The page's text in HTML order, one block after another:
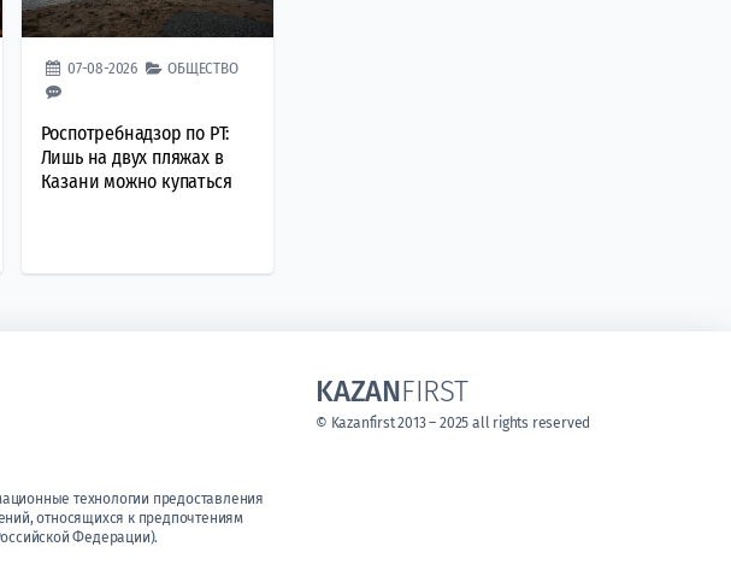
07-08-2026 ОБЩЕСТВО
Роспотребнадзор по РТ:
Лишь на двух пляжах в
Казани можно купаться
технологии предоставления
относящихся к предпочтениям
Федерации).
KAZANFIRST
© Kazanfirst 2013 – 2025 all rights reserved